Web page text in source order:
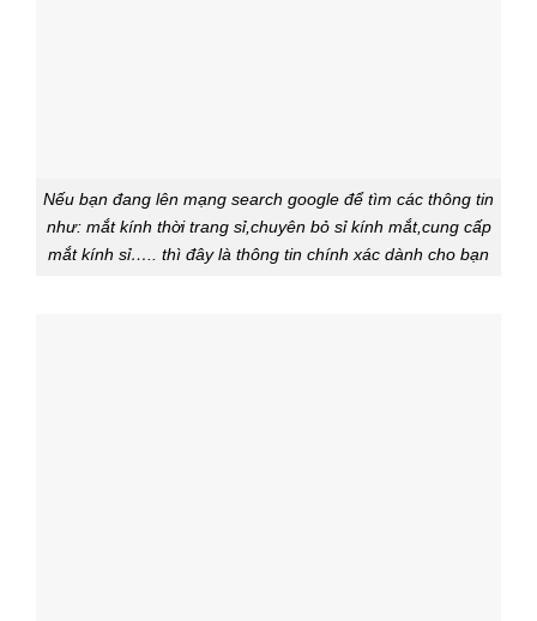
Nếu bạn đang lên mạng search google để tìm các thông tin
như: mắt kính thời trang sỉ,chuyên bỏ sỉ kính mắt,cung cấp
mắt kính sỉ….. thì đây là thông tin chính xác dành cho bạn